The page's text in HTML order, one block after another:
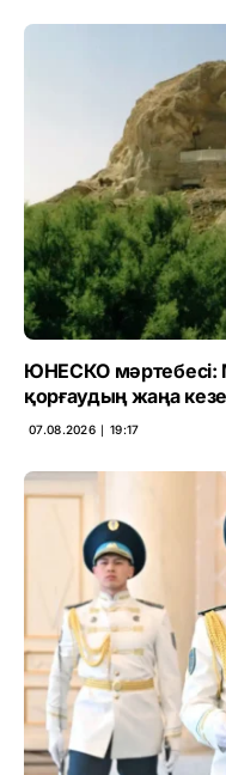
ЮНЕСКО мәртебесі:
қорғаудың жаңа
07.08.2026 ∣ 19:17